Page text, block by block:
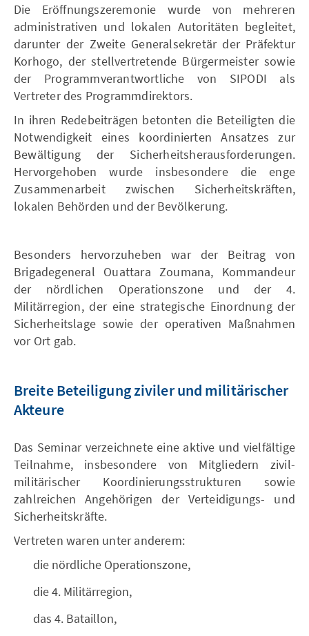
Die Eröffnungszeremonie wurde von mehreren
administrativen und lokalen Autoritäten begleitet,
darunter der Zweite Generalsekretär der Präfektur
Korhogo, der stellvertretende Bürgermeister sowie
der Programmverantwortliche von SIPODI als
Vertreter des Programmdirektors.
In ihren Redebeiträgen betonten die Beteiligten die
Notwendigkeit eines koordinierten Ansatzes zur
Bewältigung der Sicherheitsherausforderungen.
Hervorgehoben wurde insbesondere die enge
Zusammenarbeit zwischen Sicherheitskräften,
lokalen Behörden und der Bevölkerung.
Besonders hervorzuheben war der Beitrag von
Brigadegeneral Ouattara Zoumana, Kommandeur
der nördlichen Operationszone und der 4.
Militärregion, der eine strategische Einordnung der
Sicherheitslage sowie der operativen Maßnahmen
vor Ort gab.
Breite Beteiligung ziviler und militärischer
Akteure
Das Seminar verzeichnete eine aktive und vielfältige
Teilnahme, insbesondere von Mitgliedern zivil-
militärischer Koordinierungsstrukturen sowie
zahlreichen Angehörigen der Verteidigungs- und
Sicherheitskräfte.
Vertreten waren unter anderem:
die nördliche Operationszone,
die 4. Militärregion,
das 4. Bataillon,